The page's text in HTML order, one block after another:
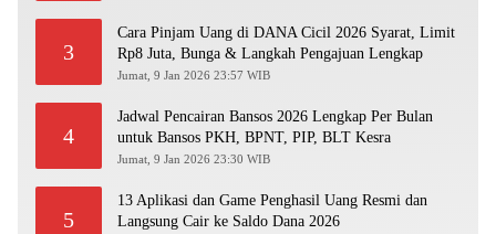
3
Cara Pinjam Uang di DANA Cicil 2026 Syarat, Limit
Rp8 Juta, Bunga & Langkah Pengajuan Lengkap
Jumat, 9 Jan 2026 23:57 WIB
4
Jadwal Pencairan Bansos 2026 Lengkap Per Bulan
untuk Bansos PKH, BPNT, PIP, BLT Kesra
Jumat, 9 Jan 2026 23:30 WIB
5
13 Aplikasi dan Game Penghasil Uang Resmi dan
Langsung Cair ke Saldo Dana 2026